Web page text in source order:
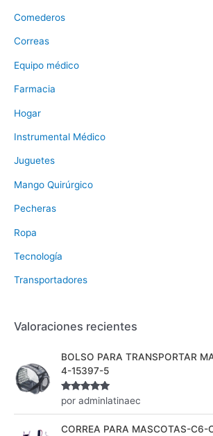
Comederos
Correas
Equipo médico
Farmacia
Hogar
Instrumental Médico
Juguetes
Mango Quirúrgico
Pecheras
Ropa
Tecnología
Transportadores
Valoraciones recientes
BOLSO PARA TRANSPORTAR
4-15397-5
Valorado
con
por adminlatinaec
CORREA PARA MASCOTAS-